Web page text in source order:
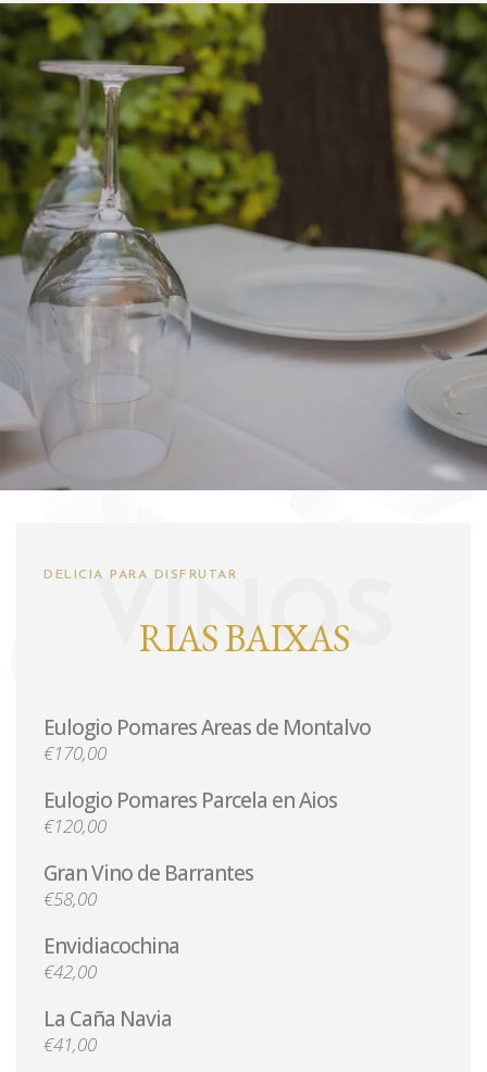
VINOS
DELICIA PARA DISFRUTAR
RIAS BAIXAS
Eulogio Pomares Areas de Montalvo
€170,00
Eulogio Pomares Parcela en Aios
€120,00
Gran Vino de Barrantes
€58,00
Envidiacochina
€42,00
La Caña Navia
€41,00